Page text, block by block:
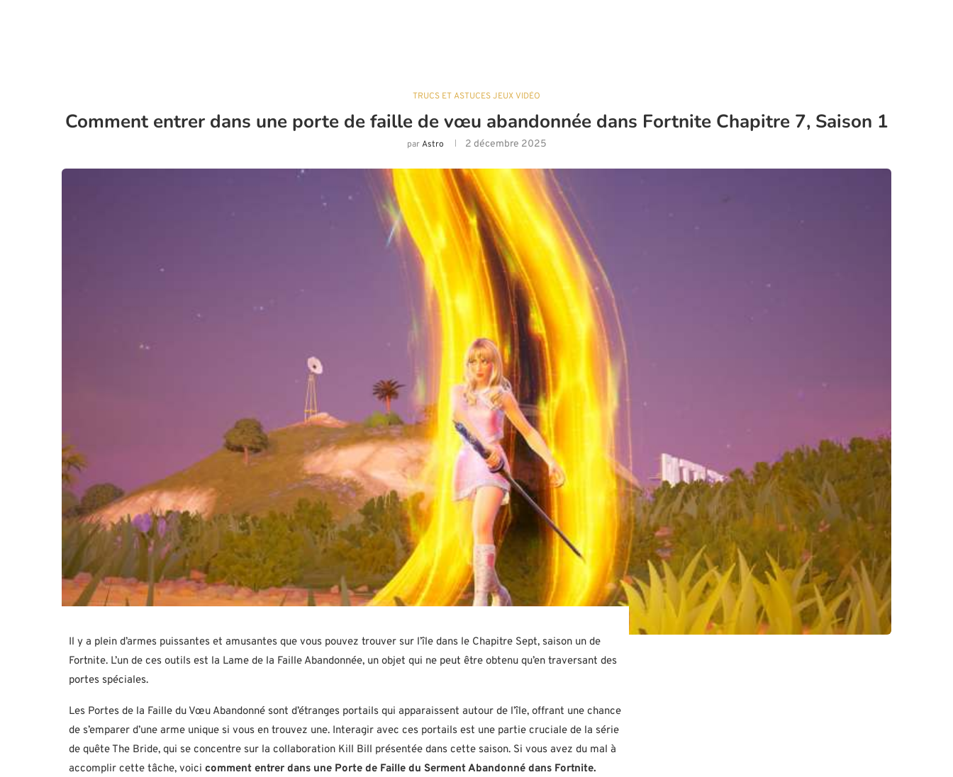
TRUCS ET ASTUCES JEUX VIDÉO
Comment entrer dans une porte de faille de vœu abandonnée dans Fortnite Chapitre 7, Saison 1
parAstro 2 décembre 2025
Il y a plein d’armes puissantes et amusantes que vous pouvez trouver sur l’île dans le Chapitre Sept, saison un de
Fortnite. L’un de ces outils est la Lame de la Faille Abandonnée, un objet qui ne peut être obtenu qu’en traversant des
portes spéciales.
Les Portes de la Faille du Vœu Abandonné sont d’étranges portails qui apparaissent autour de l’île, offrant une chance
de s’emparer d’une arme unique si vous en trouvez une. Interagir avec ces portails est une partie cruciale de la série
de quête The Bride, qui se concentre sur la collaboration Kill Bill présentée dans cette saison. Si vous avez du mal à
accomplir cette tâche, voici comment entrer dans une Porte de Faille du Serment Abandonné dans Fortnite.